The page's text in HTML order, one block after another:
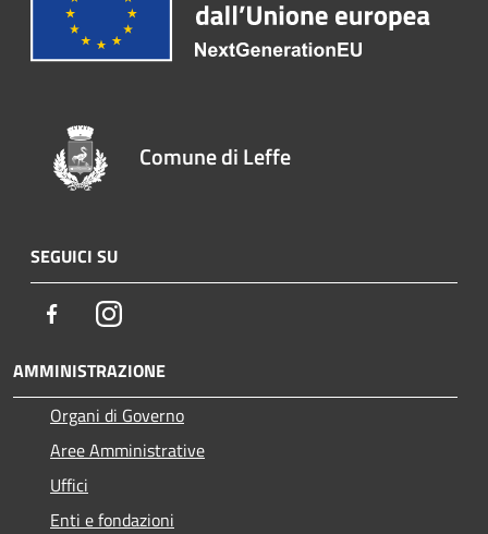
Comune di Leffe
SEGUICI SU
FacebookInstagram
AMMINISTRAZIONE
Organi di Governo
Aree Amministrative
Uffici
Enti e fondazioni